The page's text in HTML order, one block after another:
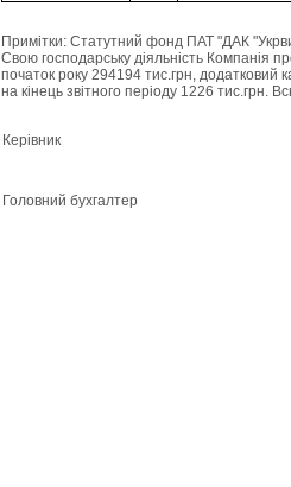
Примітки: Статутний фонд ПАТ "ДАК
Свою господарську дiяльнiсть Компанiя
початок року 294194 тис.грн, додатковий
на кiнець звiтного перiоду 1226 тис.грн.
Керівник
Головний бухгалтер